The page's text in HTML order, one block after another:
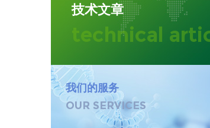
轨道交通变形监测
固废处理工程
技术文章
technical
我们的服务
OUR SERVICES